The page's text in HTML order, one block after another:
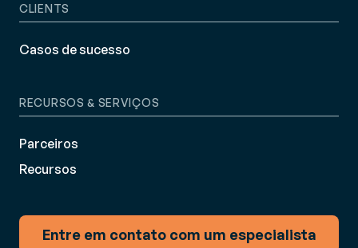
CLIENTS
Casos de sucesso
RECURSOS & SERVIÇOS
Parceiros
Recursos
Entre em contato com um especialista